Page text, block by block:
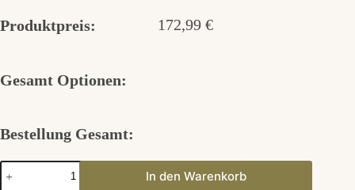
Produktpreis: 172,99 €
Gesamt Optionen:
Bestellung Gesamt:
Set
Dylan
In den Warenkorb